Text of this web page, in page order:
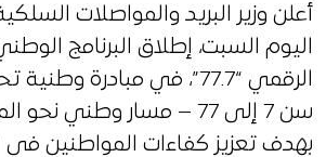
أعلن وزير البريد والمواصلات
اليوم السبت، إطلاق البرنامج
الرقمي “77.7”، في مبادرة
سن 7 إلى 77 – مسار وطني نحو
بهدف تعزيز كفاءات المواطنين في